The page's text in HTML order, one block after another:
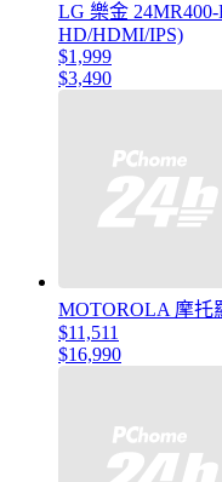
LG 樂金
HD/HDMI/IPS)
$1,999
$3,490
MOTOROLA 摩托
$11,511
$16,990